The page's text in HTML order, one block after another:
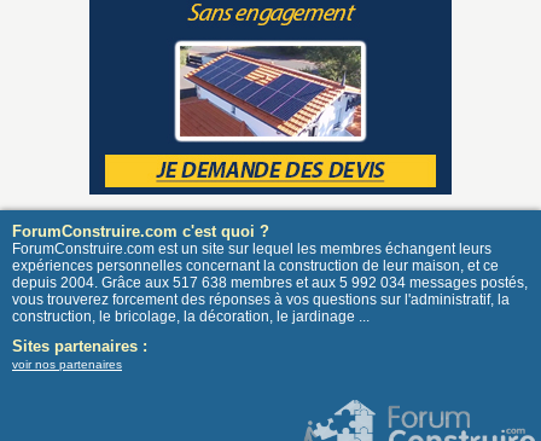
ForumConstruire.com c'est quoi ?
ForumConstruire.com est un site sur lequel les membres échangent leurs
expériences personnelles concernant la construction de leur maison, et ce
depuis 2004. Grâce aux 517 638 membres et aux 5 992 034 messages postés,
vous trouverez forcement des réponses à vos questions sur l'administratif, la
construction, le bricolage, la décoration, le jardinage ...
Sites partenaires :
voir nos partenaires